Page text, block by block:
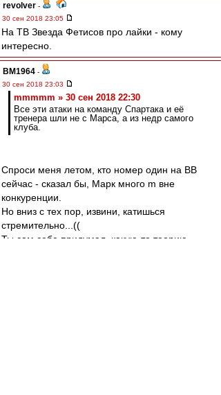
revolver -
30 сен 2018 23:05
На ТВ Звезда Фетисов про лайки - кому
интересно.
BM1964 -
30 сен 2018 23:03
mmmmm » 30 сен 2018 22:30
Все эти атаки на команду Спартака и её
тренера шли не с Марса, а из недр самого
клуба.
Спроси меня летом, кто номер один на ВВ
сейчас - сказал бы, Марк много m вне
конкуренции.
Но вниз с тех пор, извини, катишься
стремительно...((
Ты сам себе придумал, какую-то теорию,